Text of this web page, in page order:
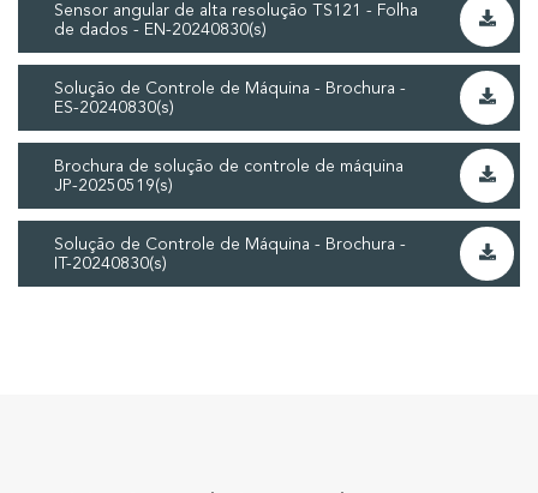
Sensor angular de alta resolução TS121 - Folha
de dados - EN-20240830(s)
Solução de Controle de Máquina - Brochura -
ES-20240830(s)
Brochura de solução de controle de máquina
JP-20250519(s)
Solução de Controle de Máquina - Brochura -
IT-20240830(s)